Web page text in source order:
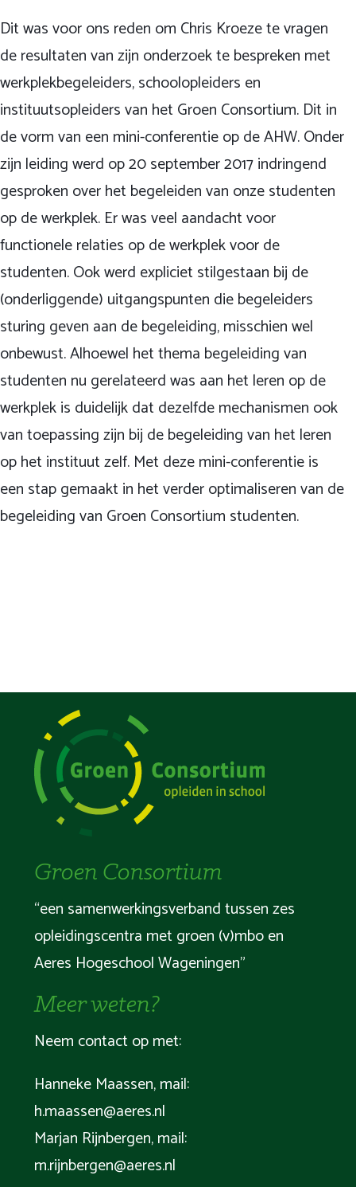
Dit was voor ons reden om Chris Kroeze te vragen
de resultaten van zijn onderzoek te bespreken met
werkplekbegeleiders, schoolopleiders en
instituutsopleiders van het Groen Consortium. Dit in
de vorm van een mini-conferentie op de AHW. Onder
zijn leiding werd op 20 september 2017 indringend
gesproken over het begeleiden van onze studenten
op de werkplek. Er was veel aandacht voor
functionele relaties op de werkplek voor de
studenten. Ook werd expliciet stilgestaan bij de
(onderliggende) uitgangspunten die begeleiders
sturing geven aan de begeleiding, misschien wel
onbewust. Alhoewel het thema begeleiding van
studenten nu gerelateerd was aan het leren op de
werkplek is duidelijk dat dezelfde mechanismen ook
van toepassing zijn bij de begeleiding van het leren
op het instituut zelf. Met deze mini-conferentie is
een stap gemaakt in het verder optimaliseren van de
begeleiding van Groen Consortium studenten.
Groen Consortium
“een samenwerkingsverband tussen zes
opleidingscentra met groen (v)mbo en
Aeres Hogeschool Wageningen”
Meer weten?
Neem contact op met:
Hanneke Maassen, mail:
h.maassen@aeres.nl
Marjan Rijnbergen, mail:
m.rijnbergen@aeres.nl